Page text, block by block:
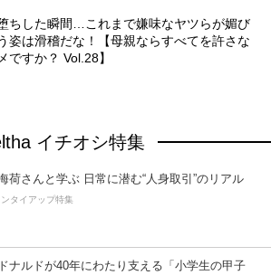
ちした瞬間…これまで嫌味なヤツらが媚び
姿は滑稽だな！【母親ならすべてを許さな
ですか？ Vol.28】
イチオシ特集
荷さんと学ぶ 日常に潜む“人身取引”のリアル
タイアップ特集
ナルドが40年にわたり支える「小学生の甲子